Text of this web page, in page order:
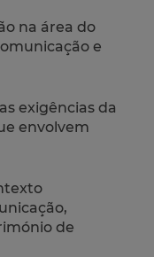
na área do
e
exigências da
envolvem
de